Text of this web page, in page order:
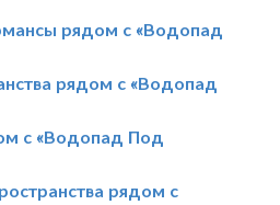
рядом с «Водопад
рядом с «Водопад
с «Водопад Под
рядом с